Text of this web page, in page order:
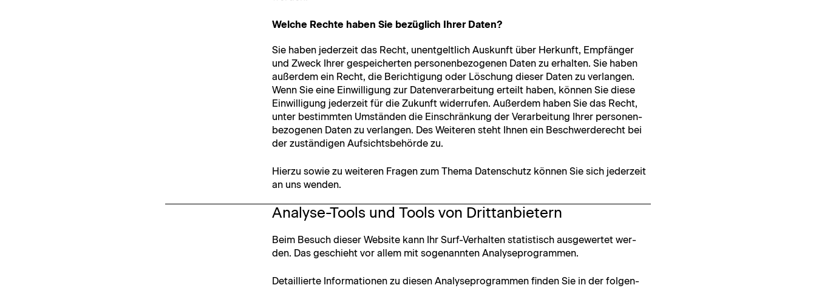
Welche Rechte haben Sie bezüglich Ihrer Daten?
Sie haben jed­erzeit das Recht, unent­geltlich Auskun­ft über Herkun­ft, Empfänger
und Zweck Ihrer gespe­icherten per­so­n­en­be­zo­ge­nen Dat­en zu erhal­ten. Sie haben
außer­dem ein Recht, die Berich­ti­gung oder Löschung dieser Dat­en zu ver­lan­gen.
Wenn Sie eine Ein­willi­gung zur Daten­ver­ar­beitung erteilt haben, kön­nen Sie diese
Ein­willi­gung jed­erzeit für die Zukun­ft wider­rufen. Außer­dem haben Sie das Recht,
unter bes­timmten Umstän­den die Ein­schränkung der Ver­ar­beitung Ihrer per­so­n­en­
be­zo­ge­nen Dat­en zu ver­lan­gen. Des Weit­eren ste­ht Ihnen ein Beschw­erderecht bei
der zuständi­gen Auf­sichts­be­hörde zu.
Hierzu sowie zu weit­eren Fra­gen zum The­ma Daten­schutz kön­nen Sie sich jed­erzeit
an uns wenden.
Analyse-Tools und Tools von Drittanbietern
Beim Besuch dieser Web­site kann Ihr Surf-Ver­hal­ten sta­tis­tisch aus­gew­ertet wer­
den. Das geschieht vor allem mit soge­nan­nten Analyseprogrammen.
Detail­lierte Infor­ma­tio­nen zu diesen Analy­se­pro­gram­men find­en Sie in der fol­gen­